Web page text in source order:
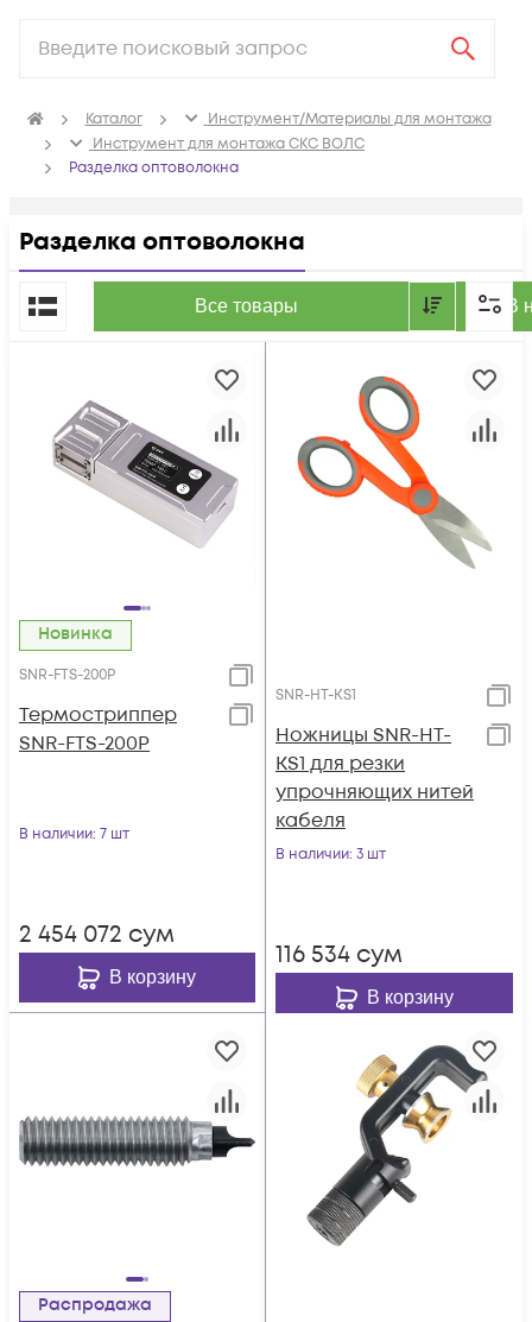
Каталог
Инструмент/Материалы для монтажа
Инструмент для монтажа СКС ВОЛС
Разделка оптоволокна
Разделка оптоволокна
Все товары В
По популярности
Новинка
SNR-FTS-200P
Термостриппер
SNR-FTS-200P
В наличии: 7 шт
2 454 072 сум
В корзину
SNR-HT-KS1
Ножницы SNR-HT-
KS1 для резки
упрочняющих нитей
кабеля
В наличии: 3 шт
116 534 сум
В корзину
Распродажа